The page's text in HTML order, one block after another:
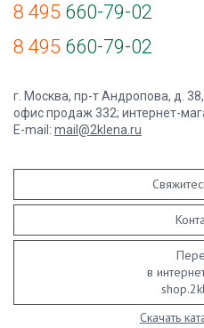
8 495 660-79-02
8 495 660-79-02
г. Москва, пр-т Андропова, д.
офис продаж 332; интернет-
E-mail: mail@2klena.ru
в
Скачать